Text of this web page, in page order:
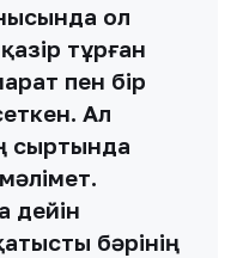
ол
тұрған
пен бір
Ал
сыртында
дейін
бәрінің